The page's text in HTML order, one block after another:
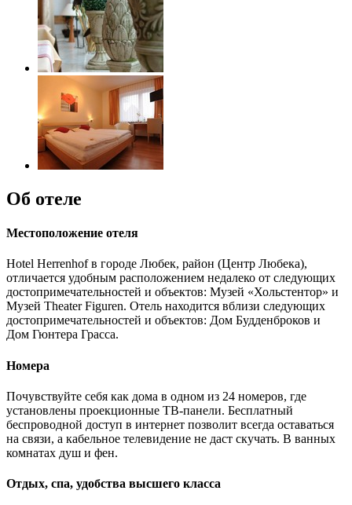
Об отеле
Местоположение отеля
Hotel Herrenhof в городе Любек, район (Центр Любека),
отличается удобным расположением недалеко от следующих
достопримечательностей и объектов: Музей «Хольстентор» и
Музей Theater Figuren. Отель находится вблизи следующих
достопримечательностей и объектов: Дом Будденброков и
Дом Гюнтера Грасса.
Номера
Почувствуйте себя как дома в одном из 24 номеров, где
установлены проекционные ТВ-панели. Бесплатный
беспроводной доступ в интернет позволит всегда оставаться
на связи, а кабельное телевидение не даст скучать. В ванных
комнатах душ и фен.
Отдых, спа, удобства высшего класса